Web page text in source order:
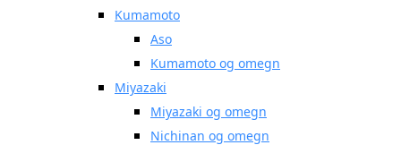
Kumamoto
Aso
Kumamoto og omegn
Miyazaki
Miyazaki og omegn
Nichinan og omegn